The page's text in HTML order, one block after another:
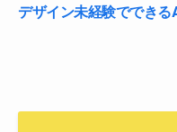
デザイン未経験ででき